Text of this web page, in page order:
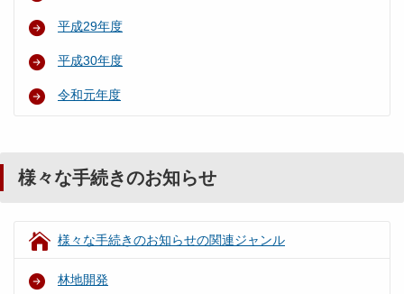
平成29年度
平成30年度
令和元年度
様々な手続きのお知らせ
様々な手続きのお知らせの関連ジャンル
林地開発